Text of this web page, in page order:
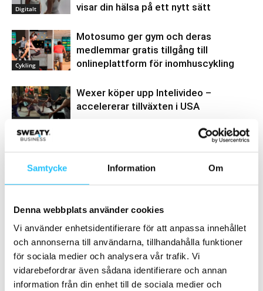
Samtycke Information Om
Denna webbplats använder cookies
Vi använder enhetsidentifierare för att anpassa innehållet
och annonserna till användarna, tillhandahålla funktioner
för sociala medier och analysera vår trafik. Vi
vidarebefordrar även sådana identifierare och annan
information från din enhet till de sociala medier och
Digitalt
visar din hälsa på ett nytt sätt
Cykling
Motosumo ger gym och deras
medlemmar gratis tillgång till
onlineplattform för inomhuscykling
Digitalt
Wexer köper upp Intelivideo –
accelererar tillväxten i USA
Samarbete
- Annons -
MEST POPULÄRA